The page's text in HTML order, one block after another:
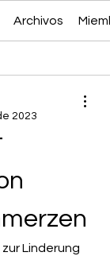
Archivos
2023
Linderung